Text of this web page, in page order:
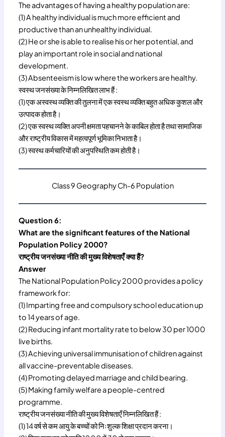
The advantages of having a healthy population are:
(1) A healthy individual is much more efficient and
productive than an unhealthy individual.
(2) He or she is able to realise his or her potential, and
play an important role in social and national
development.
(3) Absenteeism is low where the workers are healthy.
स्वस्थ जनसंख्या के निम्नलिखित लाभ हैं :
(1) एक अस्वस्थ व्यक्ति की तुलना में एक स्वस्थ व्यक्ति बहुत अधिक कुशल और
उत्पादक होता है।
(2) एक स्वस्थ व्यक्ति अपनी क्षमता पहचानने के काबिल होता है तथा सामाजिक
और राष्ट्रीय विकास में महत्वपूर्ण भूमिका निभाता है।
(3) स्वस्थ कर्मचारियों की अनुपस्थिति कम होती है।
Class 9 Geography Ch-6 Population
Question 6:
What are the significant features of the National
Population Policy 2000?
राष्ट्रीय जनसंख्या नीति की मुख्य विशेषताएँ क्या हैं?
Answer
The National Population Policy 2000 provides a policy
framework for:
(1) Imparting free and compulsory school education up
to 14 years of age.
(2) Reducing infant mortality rate to below 30 per 1000
live births.
(3) Achieving universal immunisation of children against
all vaccine-preventable diseases.
(4) Promoting delayed marriage and child bearing.
(5) Making family welfare a people-centred
programme.
राष्ट्रीय जनसंख्या नीति की मुख्य विशेषताएँ निम्नलिखित हैं :
(1) 14 वर्ष से कम आयु के बच्चों को निःशुल्क शिक्षा प्रदान करना।